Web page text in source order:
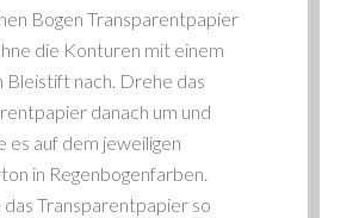
Bogen Transparentpapier
die Konturen mit einem
Bleistift nach. Drehe das
danach um und
es auf dem jeweiligen
in Regenbogenfarben.
das Transparentpapier so